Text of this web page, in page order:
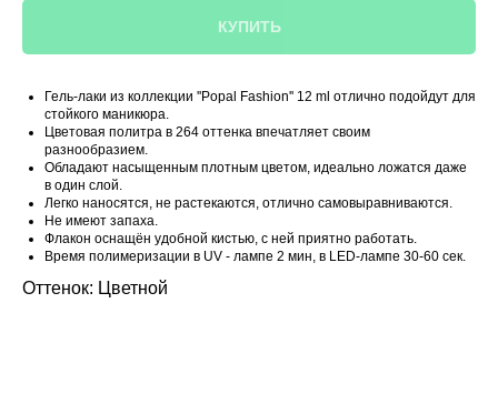
КУПИТЬ
Гель-лаки из коллекции ''Popal Fashion'' 12 ml отлично подойдут для
стойкого маникюра.
Цветовая политра в 264 оттенка впечатляет своим
разнообразием.
Обладают насыщенным плотным цветом, идеально ложатся даже
в один слой.
Легко наносятся, не растекаются, отлично самовыравниваются.
Не имеют запаха.
Флакон оснащён удобной кистью, с ней приятно работать.
Время полимеризации в UV - лампе 2 мин, в LED-лампе 30-60 сек.
Оттенок: Цветной